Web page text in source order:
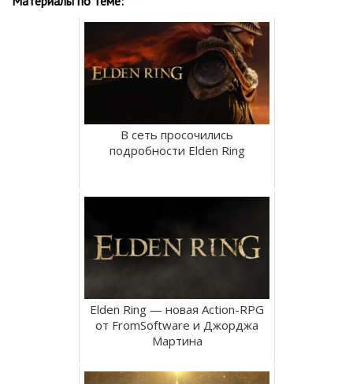
В сеть просочились
подробности Elden Ring
Elden Ring — новая Action-RPG
от FromSoftware и Джорджа
Мартина